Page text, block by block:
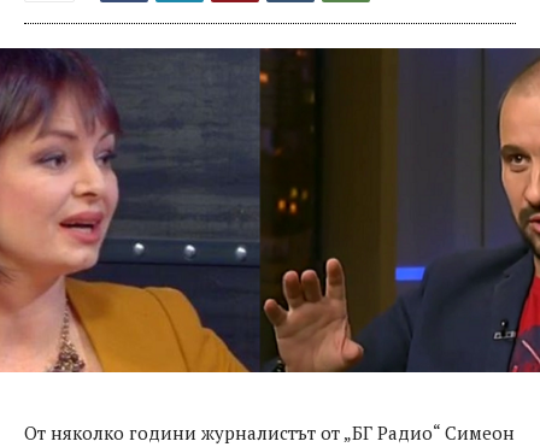
От няколко години журналистът от „БГ Радио“ Симеон